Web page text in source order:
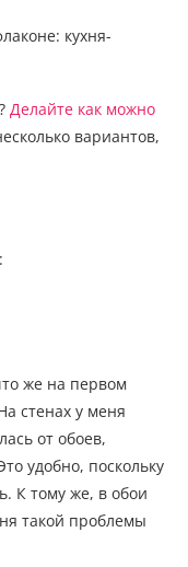
Делайте как можно
вариантов,
же на первом
стенах у меня
от обоев,
удобно, поскольку
К тому же, в обои
такой проблемы